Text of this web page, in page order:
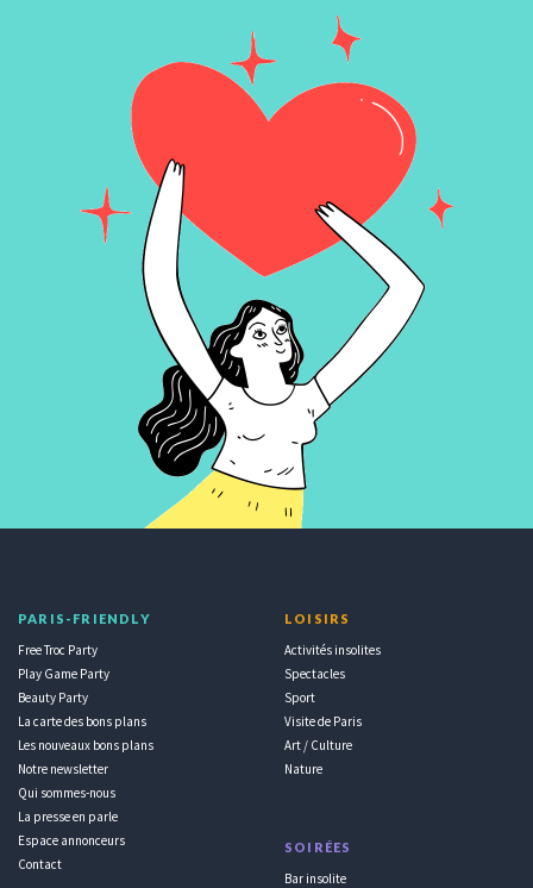
PARIS-FRIENDLY
Free Troc Party
Play Game Party
Beauty Party
La carte des bons plans
Les nouveaux bons plans
Notre newsletter
Qui sommes-nous
La presse en parle
Espace annonceurs
Contact
LOISIRS
Activités insolites
Spectacles
Sport
Visite de Paris
Art / Culture
Nature
SOIRÉES
Bar insolite